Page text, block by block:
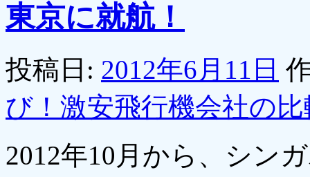
東京に就航！
投稿日: 2012年6月11日
び！激安飛行機会社の
2012年10月から、シン